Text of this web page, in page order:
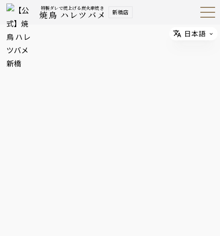
特製ダレで焼上げる炭火串焼き
焼鳥 ハレツバメ 新橋店 Open
Navig
Select
日本語